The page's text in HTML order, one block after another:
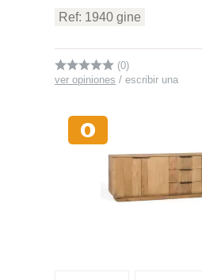
Ref: 1940 gine
(0)
ver opiniones / escribir una